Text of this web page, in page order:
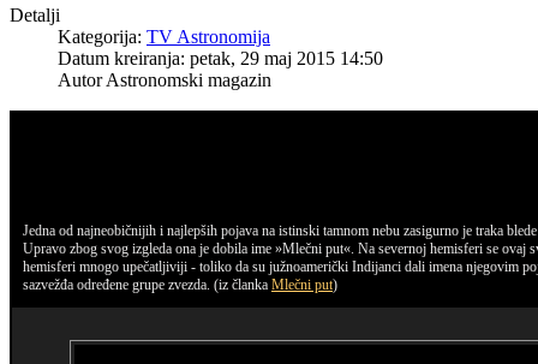
Detalji
Kategorija: TV Astronomija
Datum kreiranja: petak, 29 maj 2015 14:50
AutorAstronomski magazin
Jedna od najneobičnijih i najlepših pojava na istinski tamnom nebu zasigurno je traka
Upravo zbog svog izgleda ona je dobila ime »Mlečni put«. Na severnoj hemisferi se
hemisferi mnogo upečatljiviji - toliko da su južnoamerički Indijanci dali imena njegovim
sazvežđa određene grupe zvezda. (iz članka Mlečni put)